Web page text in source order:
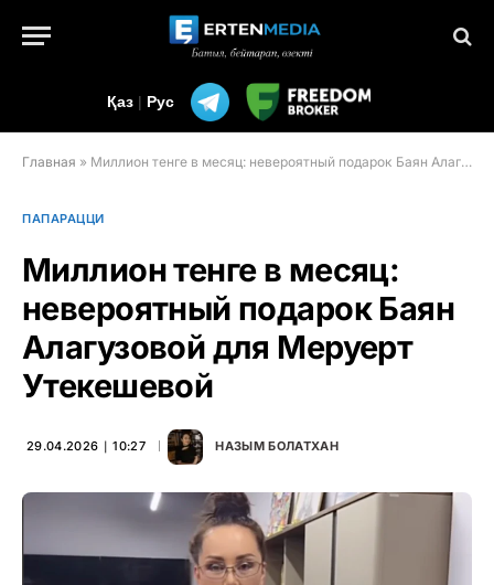
Қаз | Рус
Главная » Миллион тенге в месяц: невероятный подарок Баян Алагузовой для Меруерт Утекешевой
ПАПАРАЦЦИ
Миллион тенге в месяц:
невероятный подарок Баян
Алагузовой для Меруерт
Утекешевой
29.04.2026 ∣ 10:27 НАЗЫМ БОЛАТХАН